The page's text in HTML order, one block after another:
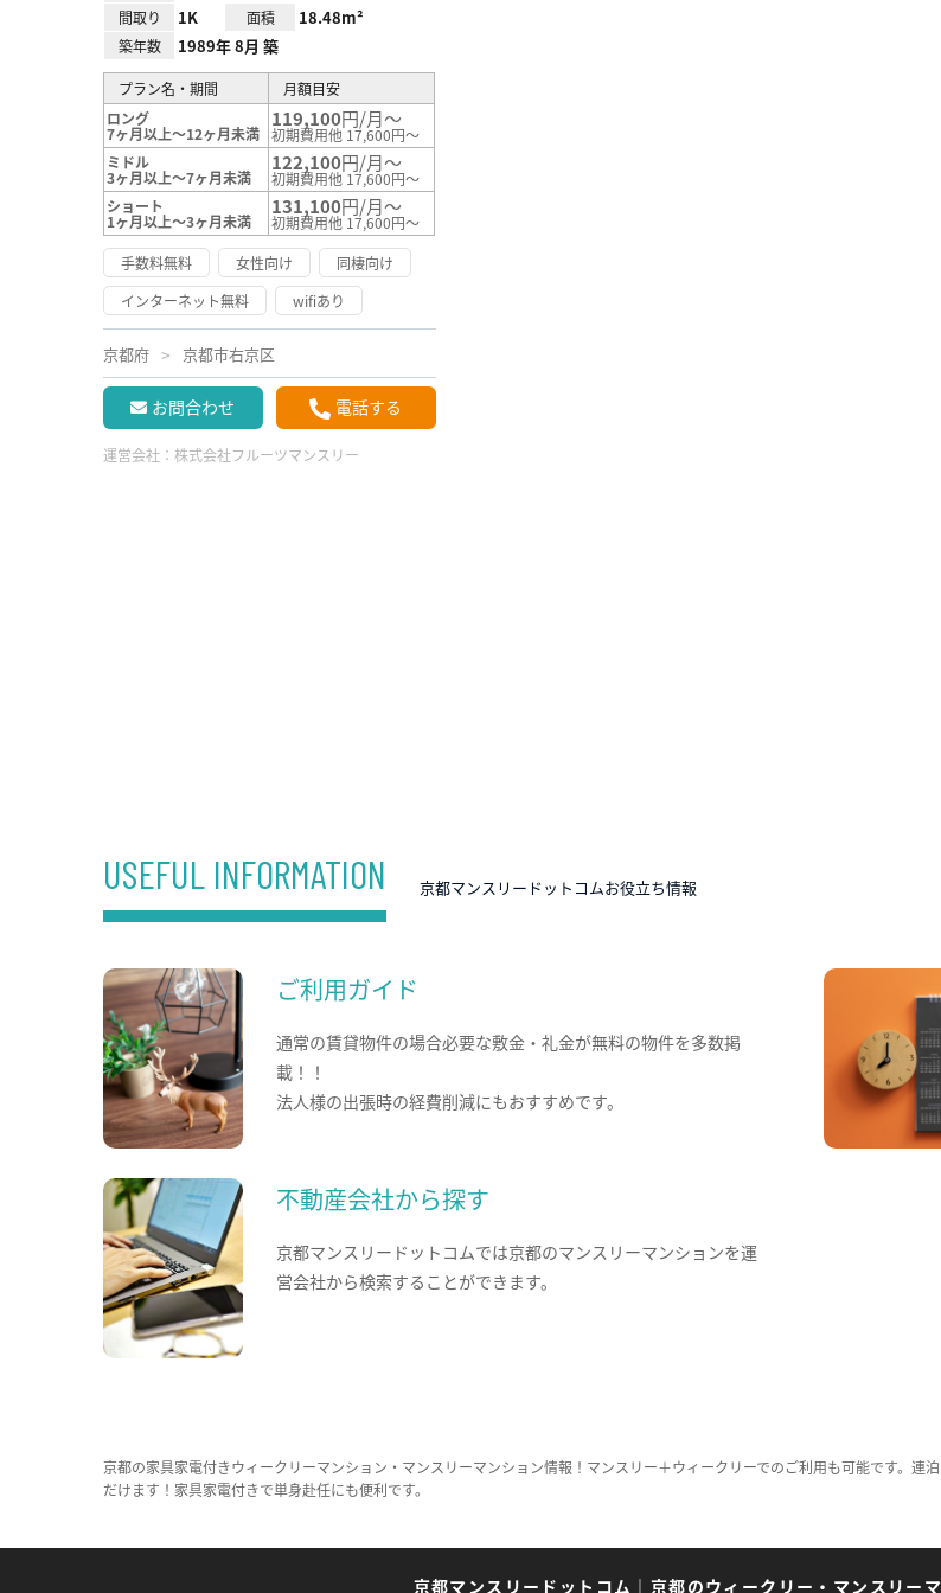
間取り 1K 面積 18.48m²
築年数 1989年 8月 築
プラン名・期間
月額目安
ロング
7ヶ月以上～12ヶ月未満
119,100円/月～
初期費用他 17,600円～
ミドル
3ヶ月以上～7ヶ月未満
122,100円/月～
初期費用他 17,600円～
ショート
1ヶ月以上～3ヶ月未満
131,100円/月～
初期費用他 17,600円～
手数料無料
女性向け
同棲向け
インターネット無料
wifiあり
京都府 京都市右京区
お問合わせ 電話する
運営会社： 株式会社フルーツマンスリー
USEFUL INFORMATION 京都マンスリードットコムお役立ち情報
ご利用ガイド
通常の賃貸物件の場合必要な敷金・礼金が無料の物件を多数掲
載！！
法人様の出張時の経費削減にもおすすめです。
不動産会社から探す
京都マンスリードットコムでは京都のマンスリーマンションを運
営会社から検索することができます。
京都の家具家電付きウィークリーマンション・マンスリーマンション情報！マンスリー＋ウィークリーでのご利用も可能です。
だけます！家具家電付きで単身赴任にも便利です。
京都マンスリードットコム ｜ 京都のウィークリー・マンスリー